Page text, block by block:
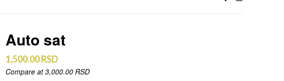
Auto sat
1,500.00 RSD
Compare at3,000.00 RSD